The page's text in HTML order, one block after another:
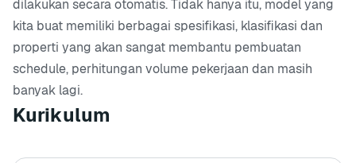
dilakukan secara otomatis. Tidak hanya itu, model yang
kita buat memiliki berbagai spesifikasi, klasifikasi dan
properti yang akan sangat membantu pembuatan
schedule, perhitungan volume pekerjaan dan masih
banyak lagi.
Kurikulum